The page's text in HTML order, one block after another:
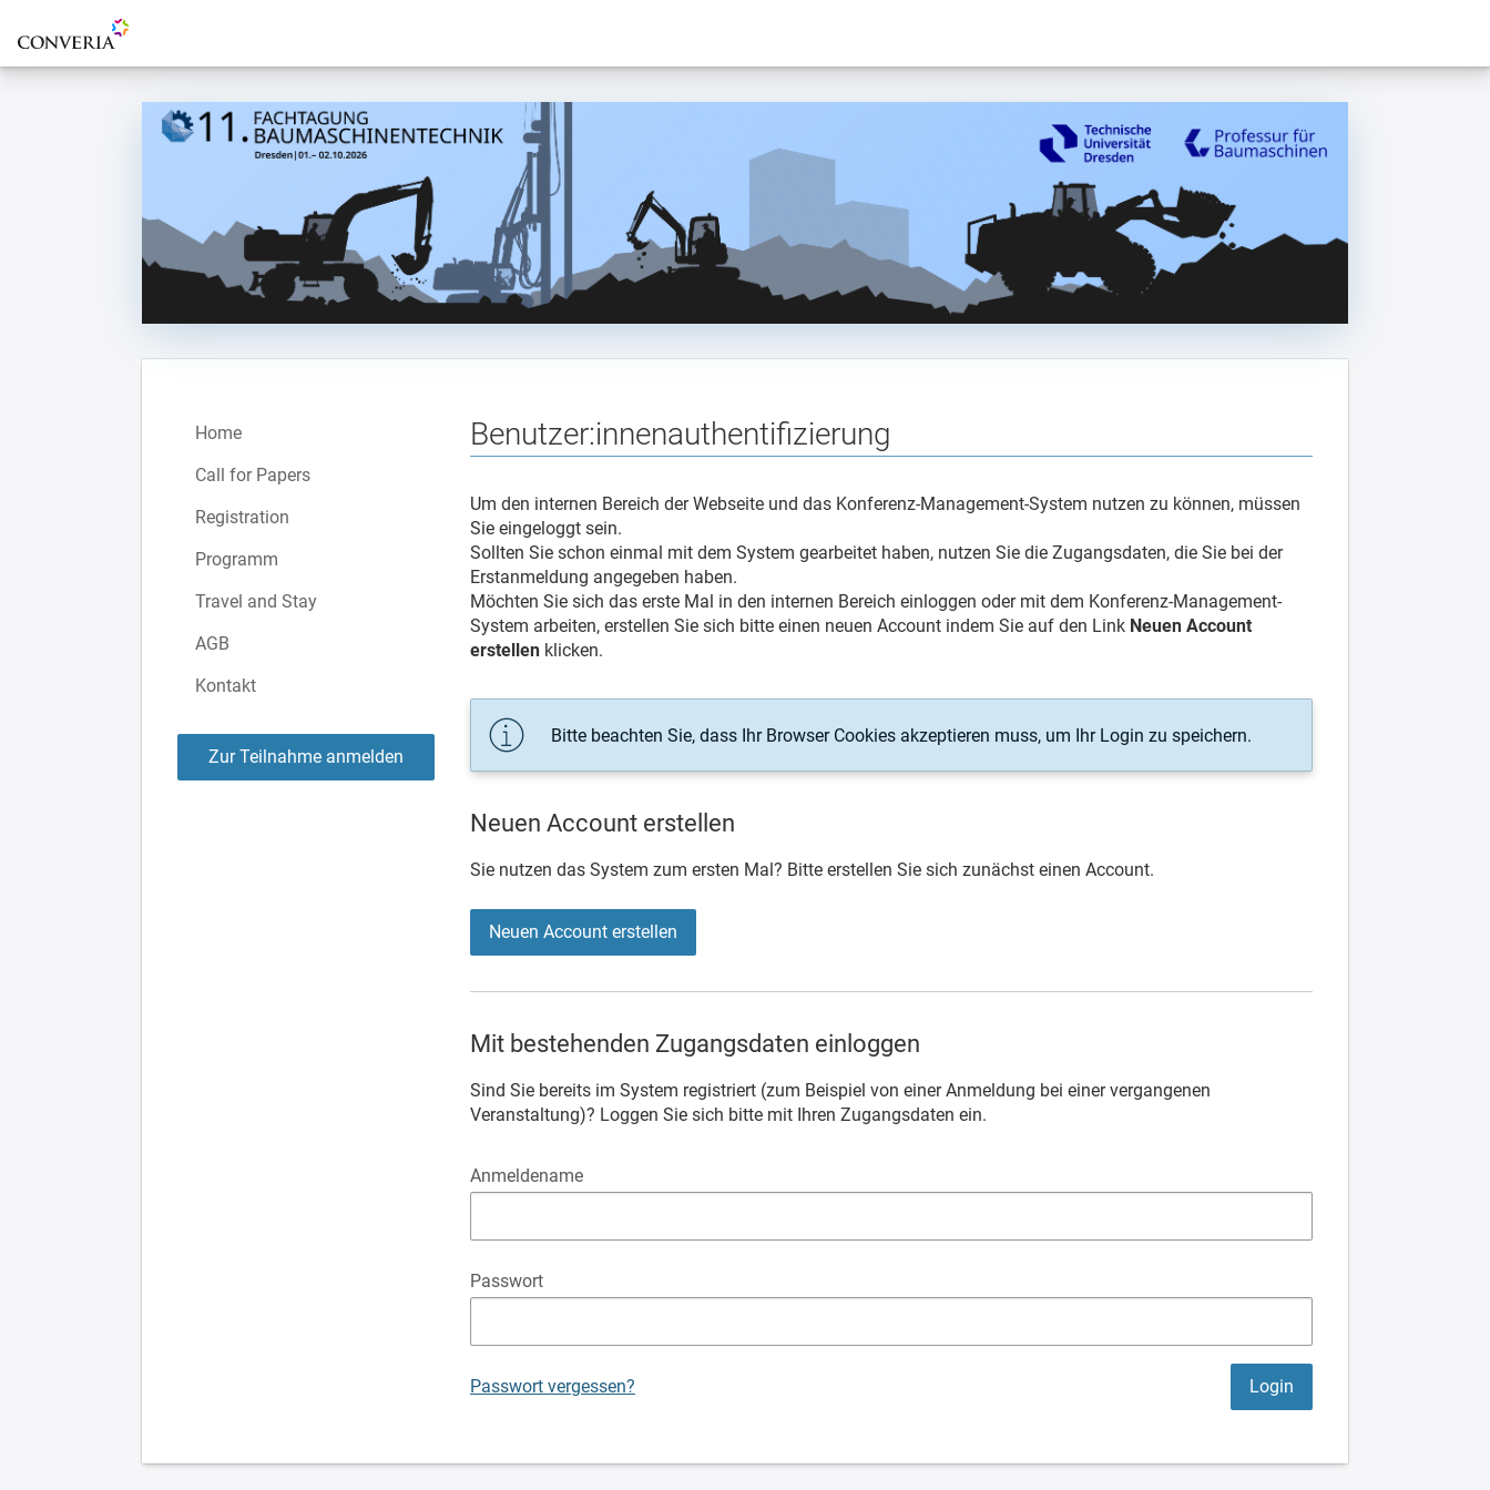
Zur Startseite
Home
Call for Papers
Registration
Programm
Travel and Stay
AGB
Kontakt
Zur Teilnahme anmelden
Benutzer:innenauthentifizierung
Um den internen Bereich der Webseite und das Konferenz-Management-System nutzen zu können, müssen
Sie eingeloggt sein.
Sollten Sie schon einmal mit dem System gearbeitet haben, nutzen Sie die Zugangsdaten, die Sie bei der
Erstanmeldung angegeben haben.
Möchten Sie sich das erste Mal in den internen Bereich einloggen oder mit dem Konferenz-Management-
System arbeiten, erstellen Sie sich bitte einen neuen Account indem Sie auf den Link Neuen Account
erstellen klicken.
Bitte beachten Sie, dass Ihr Browser Cookies akzeptieren muss, um Ihr Login zu speichern.
Neuen Account erstellen
Sie nutzen das System zum ersten Mal? Bitte erstellen Sie sich zunächst einen Account.
Neuen Account erstellen
Mit bestehenden Zugangsdaten einloggen
Sind Sie bereits im System registriert (zum Beispiel von einer Anmeldung bei einer vergangenen
Veranstaltung)? Loggen Sie sich bitte mit Ihren Zugangsdaten ein.
Anmeldename
Passwort
Passwort vergessen?